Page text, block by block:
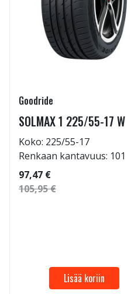
Goodride
SOLMAX 1 225/55-17 W
Koko: 225/55-17
Renkaan kantavuus: 101
97,47 €
105,95 €
Lisää koriin